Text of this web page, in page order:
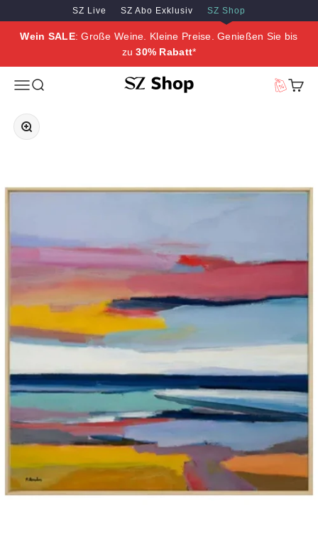
Zum Inhalt springen
Zum Hauptinhalt springen
SZ Live SZ Abo Exklusiv SZ Shop
Wein SALE: Große Weine. Kleine Preise. Genießen Sie bis
zu30% Rabatt*
MenüSuche SZ Erleben
Bild vergrößern